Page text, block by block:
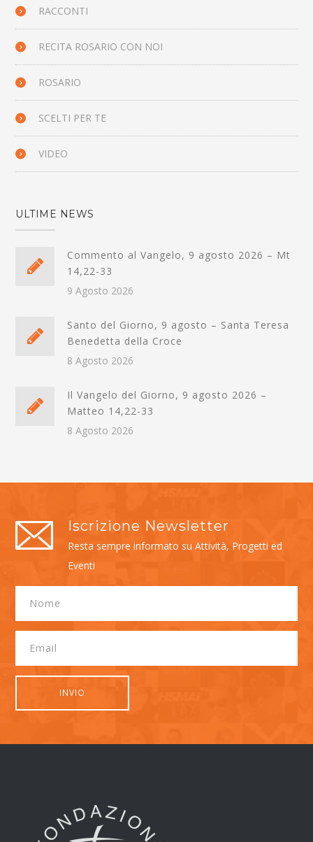
RACCONTI
RECITA ROSARIO CON NOI
ROSARIO
SCELTI PER TE
VIDEO
ULTIME NEWS
Commento al Vangelo, 9 agosto 2026 – Mt
14,22-33
9 Agosto 2026
Santo del Giorno, 9 agosto – Santa Teresa
Benedetta della Croce
8 Agosto 2026
Il Vangelo del Giorno, 9 agosto 2026 –
Matteo 14,22-33
8 Agosto 2026
Iscrizione Newsletter
Resta sempre informato su Attività, Progetti ed
Eventi